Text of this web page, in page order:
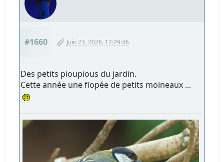
#1660 Juin 23, 2026, 12:29:46
Des petits pioupious du jardin.
Cette année une flopée de petits moineaux ...